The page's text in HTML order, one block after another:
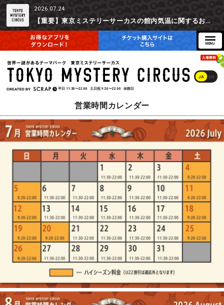
2026.07.24
【重要】東京ミステリーサーカスの館内気温に関するお詫びとご参加辞退時の返金対応について
JA EN
平日 11:30〜22:00 土日祝 9:20〜22:00 休館日
営業時間カレンダー